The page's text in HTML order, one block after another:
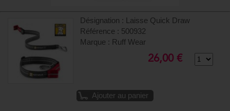
Désignation : Laisse Quick Draw
Référence : 500932
Marque : Ruff Wear
26,00 €
Ajouter au panier